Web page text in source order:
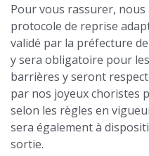
Pour vous rassurer, nous
protocole de reprise
validé par la préfecture
y sera obligatoire pour
barrières y seront
par nos joyeux choristes
selon les règles en
sera également à
sortie.